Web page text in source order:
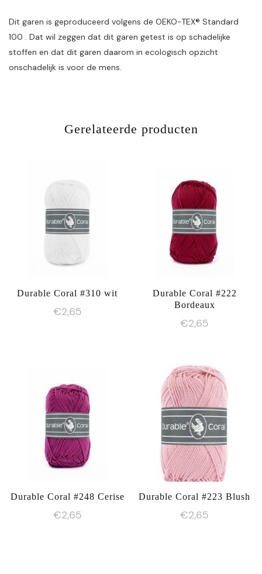
Dit garen is geproduceerd volgens de OEKO-TEX® Standard
100 . Dat wil zeggen dat dit garen getest is op schadelijke
stoffen en dat dit garen daarom in ecologisch opzicht
onschadelijk is voor de mens.
Gerelateerde producten
Durable Coral #310 wit
€2,65
Durable Coral #222
Bordeaux
€2,65
Durable Coral #248 Cerise
€2,65
Durable Coral #223 Blush
€2,65